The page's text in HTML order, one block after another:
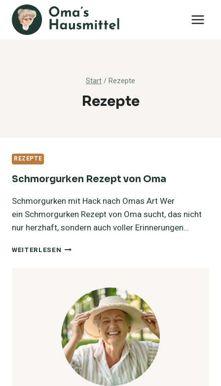
Zum
Inhalt
springen
Start/Rezepte
Rezepte
REZEPTE
Schmorgurken Rezept von Oma
Schmorgurken mit Hack nach Omas Art Wer
ein Schmorgurken Rezept von Oma sucht, das nicht
nur herzhaft, sondern auch voller Erinnerungen…
WEITERLESEN SCHMORGURKEN